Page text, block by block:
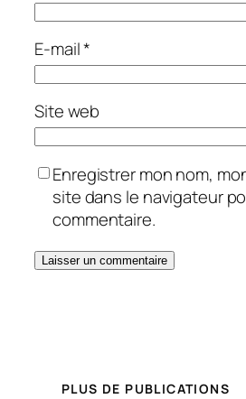
E-mail*
Site web
Enregistrer mon nom,
site dans le navigateur
commentaire.
PLUS DE PUBLICATIONS